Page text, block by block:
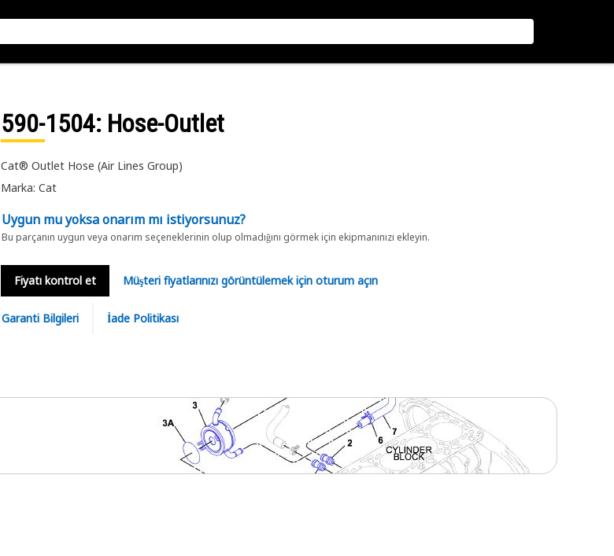
590-1504: Hose-Outlet
Cat® Outlet Hose (Air Lines Group)
Marka: Cat
Uygun mu yoksa onarım mı istiyorsunuz?
Bu parçanın uygun veya onarım seçeneklerinin olup olmadığını görmek için ekipmanınızı ekleyin.
Fiyatı kontrol et Müşteri fiyatlarınızı görüntülemek için oturum açın
Garanti Bilgileri İade Politikası